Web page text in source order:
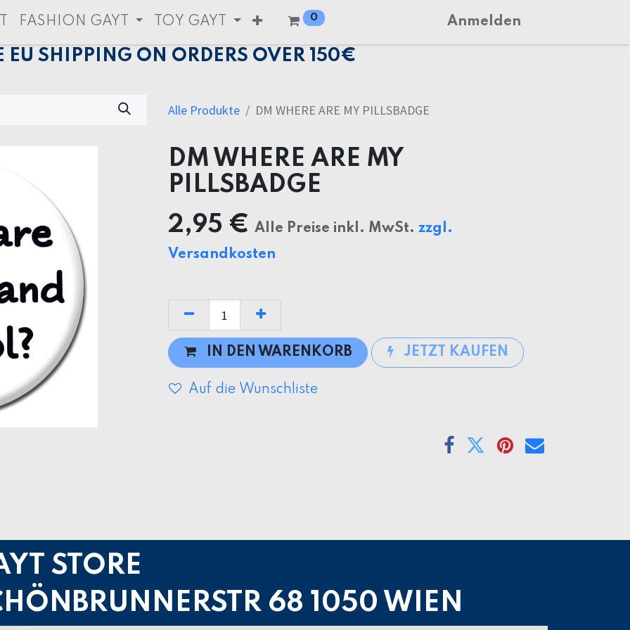
FASHION GAYT TOY GAYT 0 Anmelden
EU SHIPPING ON ORDERS OVER 150€
Alle Produkte DM WHERE ARE MY PILLSBADGE
DM WHERE ARE MY
PILLSBADGE
2,95 € Alle Preise inkl. MwSt. zzgl.
Versandkosten
IN DEN WARENKORB JETZT KAUFEN
Auf die Wunschliste
STORE
68 1050 WIEN